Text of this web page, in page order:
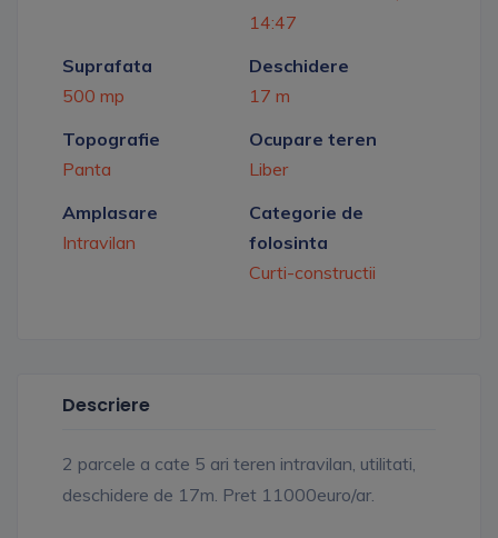
14:47
Suprafata
500 mp
Deschidere
17 m
Topografie
Panta
Ocupare teren
Liber
Amplasare
Intravilan
Categorie de
folosinta
Curti-constructii
Descriere
2 parcele a cate 5 ari teren intravilan, utilitati,
deschidere de 17m. Pret 11000euro/ar.